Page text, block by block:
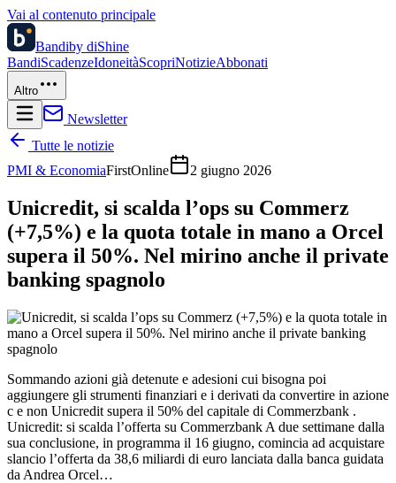
Vai al contenuto principale
Bandiby diShine
BandiScadenzeIdoneitàScopriNotizieAbbonati
Altro
Newsletter
Tutte le notizie
PMI & EconomiaFirstOnline 2 giugno 2026
Unicredit, si scalda l’ops su Commerz
(+7,5%) e la quota totale in mano a Orcel
supera il 50%. Nel mirino anche il private
banking spagnolo
Sommando azioni già detenute e adesioni cui bisogna poi
aggiungere gli strumenti finanziari e i derivati da convertire in azione
c e non Unicredit supera il 50% del capitale di Commerzbank .
Unicredit: si scalda l’offerta su Commerzbank A due settimane dalla
sua conclusione, in programma il 16 giugno, comincia ad acquistare
slancio l’offerta da 38,6 miliardi di euro lanciata dalla banca guidata
da Andrea Orcel…